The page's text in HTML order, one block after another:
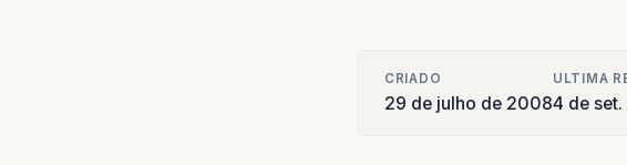
CRIADO
29 de julho de 2008
ULTIMA
4 de